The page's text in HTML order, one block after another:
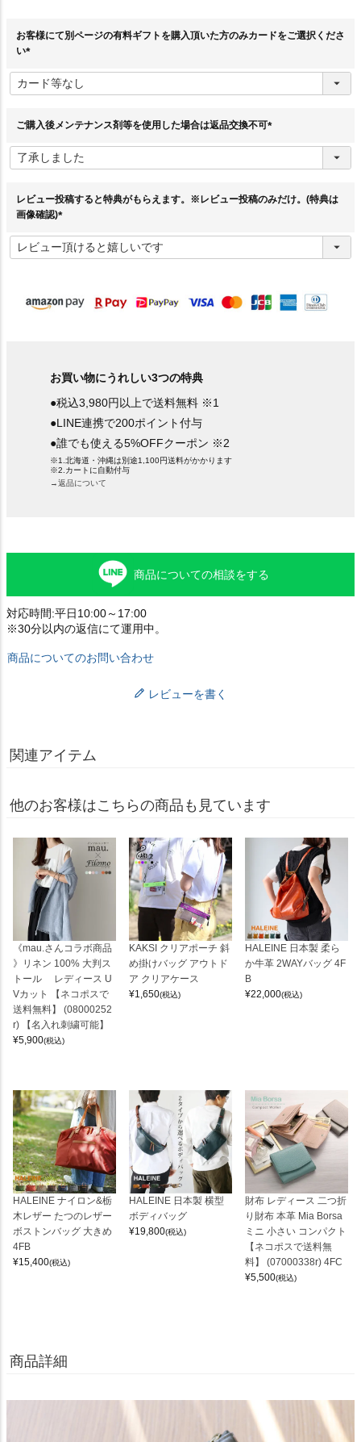
お客様にて別ページの有料ギフトを購入頂いた方のみカードをご選択くださ
い
必
須
ご購入後メンテナンス剤等を使用した場合は返品交換不可
須
レビュー投稿すると特典がもらえます。※レビュー投稿のみだけ。(特典は
画像確認)
必
須
お買い物にうれしい3つの特典
●税込3,980円以上で送料無料 ※1
●LINE連携で200ポイント付与
●誰でも使える5%OFFクーポン ※2
※1.北海道・沖縄は別途1,100円送料がかかります
※2.カートに自動付与
→返品について
商品についての相談をする
対応時間:平日10:00～17:00
※30分以内の返信にて運用中。
商品についてのお問い合わせ
レビューを書く
関連アイテム
他のお客様はこちらの商品も見ています
《mau.さんコラボ商品
》リネン 100% 大判ス
トール レディース U
Vカット 【ネコポスで
送料無料】 (08000252
r) 【名入れ刺繍可能】
¥5,900(税込)
KAKSI クリアポーチ 斜
め掛けバッグ アウトド
ア クリアケース
¥1,650(税込)
HALEINE 日本製 柔ら
か牛革 2WAYバッグ 4F
B
¥22,000(税込)
HALEINE ナイロン&栃
木レザー たつのレザー
ボストンバッグ 大きめ
4FB
¥15,400(税込)
HALEINE 日本製 横型
ボディバッグ
¥19,800(税込)
財布 レディース 二つ折
り財布 本革 Mia Borsa
ミニ 小さい コンパクト
【ネコポスで送料無
料】 (07000338r) 4FC
¥5,500(税込)
商品詳細